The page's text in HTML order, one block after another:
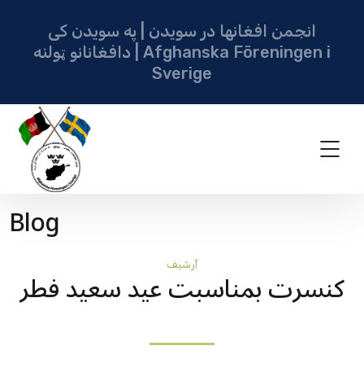
انجمن افغانها در سویدن | په سویدن کی
دافغانانو ټولنه | Afghanska Föreningen i
Sverige
Blog
آرشيف
کنسرت بمناسبت عید سعید فطر